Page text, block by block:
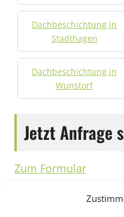
Dachbeschichtung in
Stadthagen
Dachbeschichtung in
Wunstorf
Jetzt Anfrage
Zum Formular